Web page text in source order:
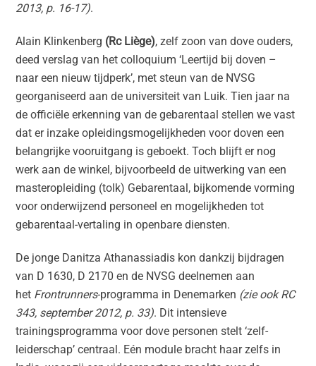
2013, p. 16-17).
Alain Klinkenberg (Rc Liège), zelf zoon van dove ouders,
deed verslag van het colloquium ‘Leertijd bij doven –
naar een nieuw tijdperk’, met steun van de NVSG
georganiseerd aan de universiteit van Luik. Tien jaar na
de officiële erkenning van de gebarentaal stellen we vast
dat er inzake opleidingsmogelijkheden voor doven een
belangrijke vooruitgang is geboekt. Toch blijft er nog
werk aan de winkel, bijvoorbeeld de uitwerking van een
masteropleiding (tolk) Gebarentaal, bijkomende vorming
voor onderwijzend personeel en mogelijkheden tot
gebarentaal-vertaling in openbare diensten.
De jonge Danitza Athanassiadis kon dankzij bijdragen
van D 1630, D 2170 en de NVSG deelnemen aan
het Frontrunners-programma in Denemarken (zie ook RC
343, september 2012, p. 33). Dit intensieve
trainingsprogramma voor dove personen stelt ‘zelf-
leiderschap’ centraal. Eén module bracht haar zelfs in